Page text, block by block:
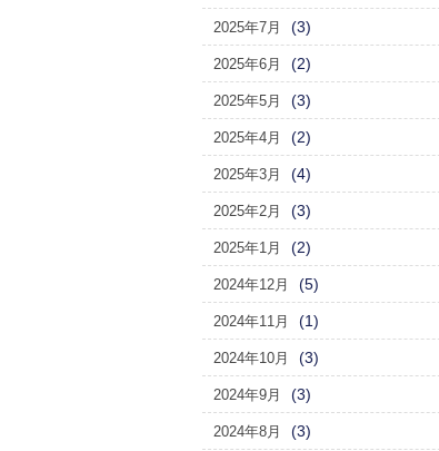
2025年7月 (3)
2025年6月 (2)
2025年5月 (3)
2025年4月 (2)
2025年3月 (4)
2025年2月 (3)
2025年1月 (2)
2024年12月 (5)
2024年11月 (1)
2024年10月 (3)
2024年9月 (3)
2024年8月 (3)